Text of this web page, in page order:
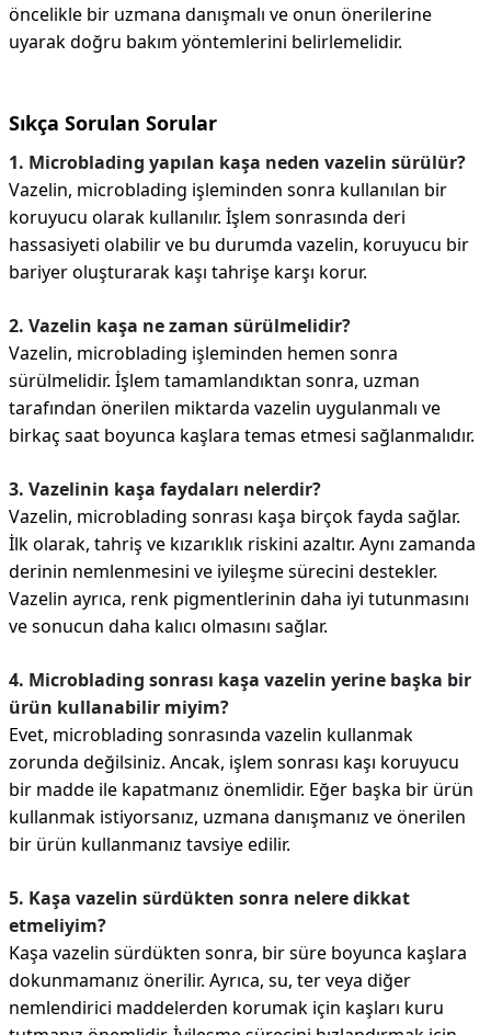
öncelikle bir uzmana danışmalı ve onun önerilerine
uyarak doğru bakım yöntemlerini belirlemelidir.
Sıkça Sorulan Sorular
1. Microblading yapılan kaşa neden vazelin sürülür?
Vazelin, microblading işleminden sonra kullanılan bir
koruyucu olarak kullanılır. İşlem sonrasında deri
hassasiyeti olabilir ve bu durumda vazelin, koruyucu bir
bariyer oluşturarak kaşı tahrişe karşı korur.
2. Vazelin kaşa ne zaman sürülmelidir?
Vazelin, microblading işleminden hemen sonra
sürülmelidir. İşlem tamamlandıktan sonra, uzman
tarafından önerilen miktarda vazelin uygulanmalı ve
birkaç saat boyunca kaşlara temas etmesi sağlanmalıdır.
3. Vazelinin kaşa faydaları nelerdir?
Vazelin, microblading sonrası kaşa birçok fayda sağlar.
İlk olarak, tahriş ve kızarıklık riskini azaltır. Aynı zamanda
derinin nemlenmesini ve iyileşme sürecini destekler.
Vazelin ayrıca, renk pigmentlerinin daha iyi tutunmasını
ve sonucun daha kalıcı olmasını sağlar.
4. Microblading sonrası kaşa vazelin yerine başka bir
ürün kullanabilir miyim?
Evet, microblading sonrasında vazelin kullanmak
zorunda değilsiniz. Ancak, işlem sonrası kaşı koruyucu
bir madde ile kapatmanız önemlidir. Eğer başka bir ürün
kullanmak istiyorsanız, uzmana danışmanız ve önerilen
bir ürün kullanmanız tavsiye edilir.
5. Kaşa vazelin sürdükten sonra nelere dikkat
etmeliyim?
Kaşa vazelin sürdükten sonra, bir süre boyunca kaşlara
dokunmamanız önerilir. Ayrıca, su, ter veya diğer
nemlendirici maddelerden korumak için kaşları kuru